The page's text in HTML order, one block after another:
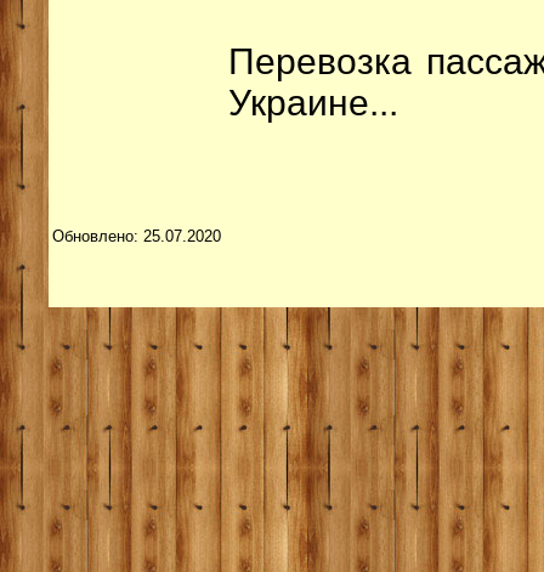
Перевозка
Украине...
Обновлено: 25.07.2020